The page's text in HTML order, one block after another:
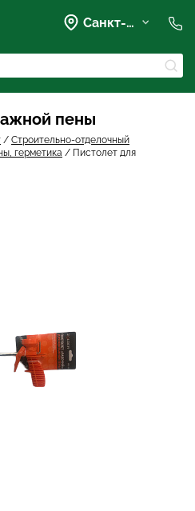
Санкт-Петербург
+7 (903) 684-62-00
+7 (921) 837-16-16
Вартемяги, Колхозная улица,
spb@les-35.ru
пены
/ Строительно-отделочный
герметика / Пистолет для